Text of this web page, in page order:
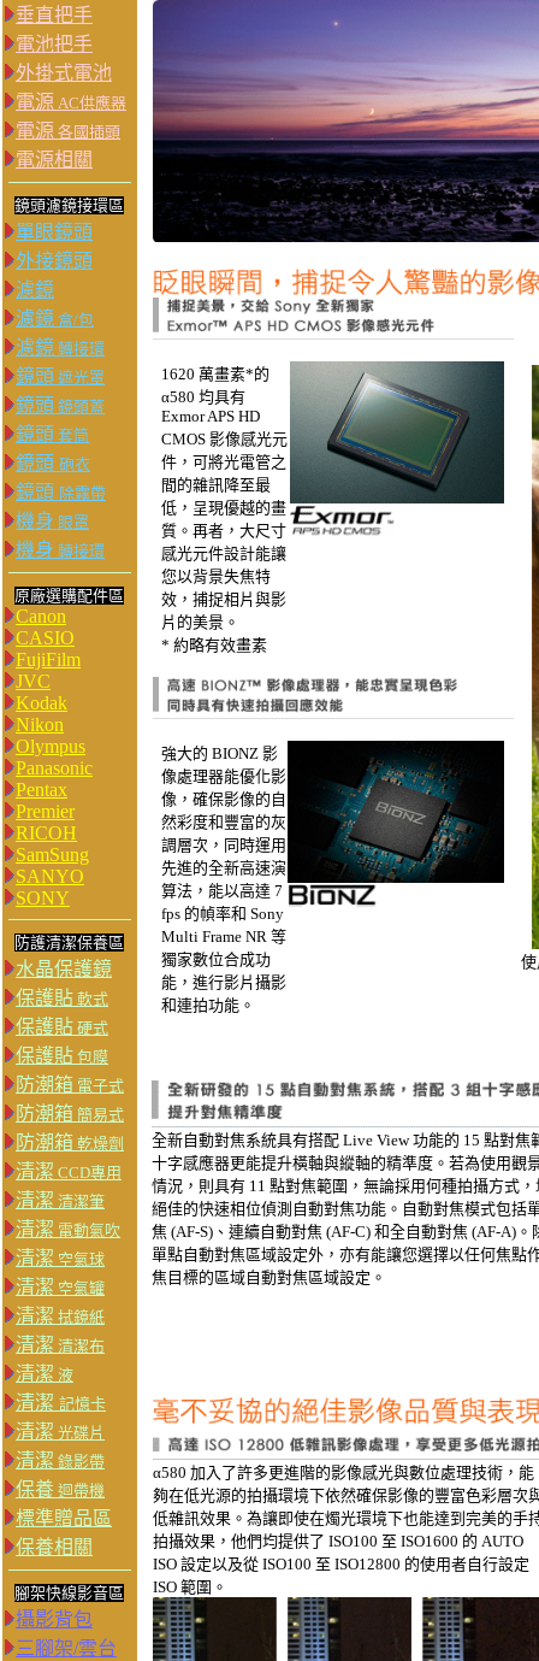
垂直把手
電池把手
外掛式電池
電源 AC供應器
電源 各國插頭
電源相關
鏡頭濾鏡接環區
單眼鏡頭
外接鏡頭
濾鏡
濾鏡 盒/包
濾鏡 轉接環
鏡頭 遮光罩
鏡頭 鏡頭蓋
鏡頭 套筒
鏡頭 砲衣
鏡頭 除霧帶
機身 眼罩
機身 轉接環
原廠選購配件區
Canon
CASIO
FujiFilm
JVC
Kodak
Nikon
Olympus
Panasonic
Pentax
Premier
RICOH
SamSung
SANYO
SONY
防護清潔保養區
水晶保護鏡
保護貼 軟式
保護貼 硬式
保護貼 包膜
防潮箱 電子式
防潮箱 簡易式
防潮箱 乾燥劑
清潔 CCD專用
清潔 清潔筆
清潔 電動氣吹
清潔 空氣球
清潔 空氣罐
清潔 拭鏡紙
清潔 清潔布
清潔 液
清潔 記憶卡
清潔 光碟片
清潔 錄影帶
保養 迴帶機
標準贈品區
保養相關
腳架快線影音區
攝影背包
三腳架/雲台
1620 萬畫素*的
α580 均具有
Exmor APS HD
CMOS 影像感光元
件，可將光電管之
間的雜訊降至最
低，呈現優越的畫
質。再者，大尺寸
感光元件設計能讓
您以背景失焦特
效，捕捉相片與影
片的美景。
* 約略有效畫素
強大的 BIONZ 影
像處理器能優化影
像，確保影像的自
然彩度和豐富的灰
調層次，同時運用
先進的全新高速演
算法，能以高達 7
fps 的幀率和 Sony
Multi Frame NR 等
獨家數位合成功
能，進行影片攝影
和連拍功能。
使
全新自動對焦系統具有搭配 Live View 功能的 15 點對焦
十字感應器更能提升橫軸與縱軸的精準度。若為使用觀
情況，則具有 11 點對焦範圍，無論採用何種拍攝方式
絕佳的快速相位偵測自動對焦功能。自動對焦模式包括
焦 (AF-S)、連續自動對焦 (AF-C) 和全自動對焦 (AF-A)。
單點自動對焦區域設定外，亦有能讓您選擇以任何焦點
焦目標的區域自動對焦區域設定。
α580 加入了許多更進階的影像感光與數位處理技術，能
夠在低光源的拍攝環境下依然確保影像的豐富色彩層次
低雜訊效果。為讓即使在燭光環境下也能達到完美的手
拍攝效果，他們均提供了 ISO100 至 ISO1600 的 AUTO
ISO 設定以及從 ISO100 至 ISO12800 的使用者自行設定
ISO 範圍。